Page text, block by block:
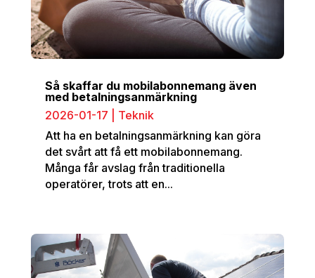
Så skaffar du mobilabonnemang även
med betalningsanmärkning
2026-01-17
Teknik
Att ha en betalningsanmärkning kan göra
det svårt att få ett mobilabonnemang.
Många får avslag från traditionella
operatörer, trots att en...